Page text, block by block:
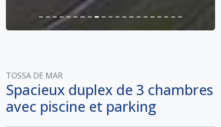
TOSSA DE MAR
Spacieux duplex de 3 chambres
avec piscine et parking